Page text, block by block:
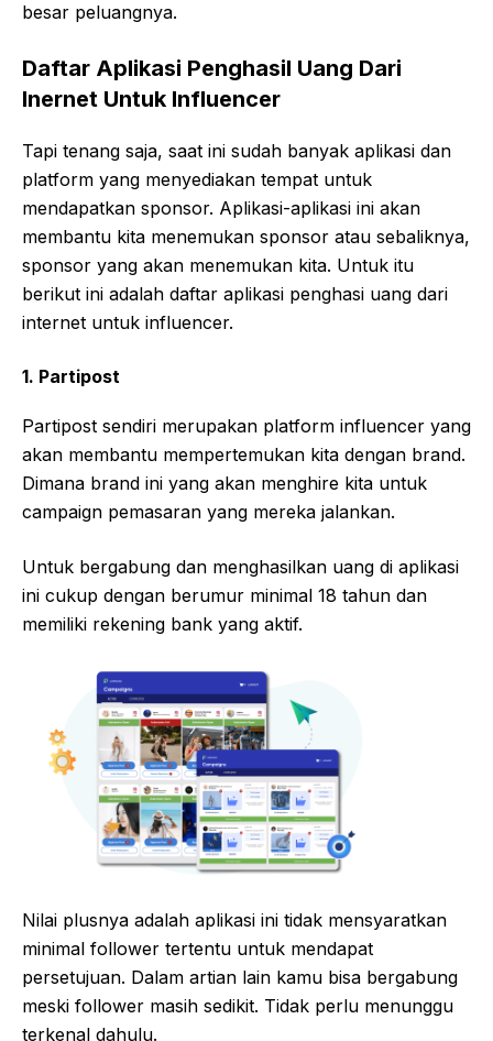
besar peluangnya.
Daftar Aplikasi Penghasil Uang Dari
Inernet Untuk Influencer
Tapi tenang saja, saat ini sudah banyak aplikasi dan
platform yang menyediakan tempat untuk
mendapatkan sponsor. Aplikasi-aplikasi ini akan
membantu kita menemukan sponsor atau sebaliknya,
sponsor yang akan menemukan kita. Untuk itu
berikut ini adalah daftar aplikasi penghasi uang dari
internet untuk influencer.
1. Partipost
Partipost sendiri merupakan platform influencer yang
akan membantu mempertemukan kita dengan brand.
Dimana brand ini yang akan menghire kita untuk
campaign pemasaran yang mereka jalankan.
Untuk bergabung dan menghasilkan uang di aplikasi
ini cukup dengan berumur minimal 18 tahun dan
memiliki rekening bank yang aktif.
Nilai plusnya adalah aplikasi ini tidak mensyaratkan
minimal follower tertentu untuk mendapat
persetujuan. Dalam artian lain kamu bisa bergabung
meski follower masih sedikit. Tidak perlu menunggu
terkenal dahulu.